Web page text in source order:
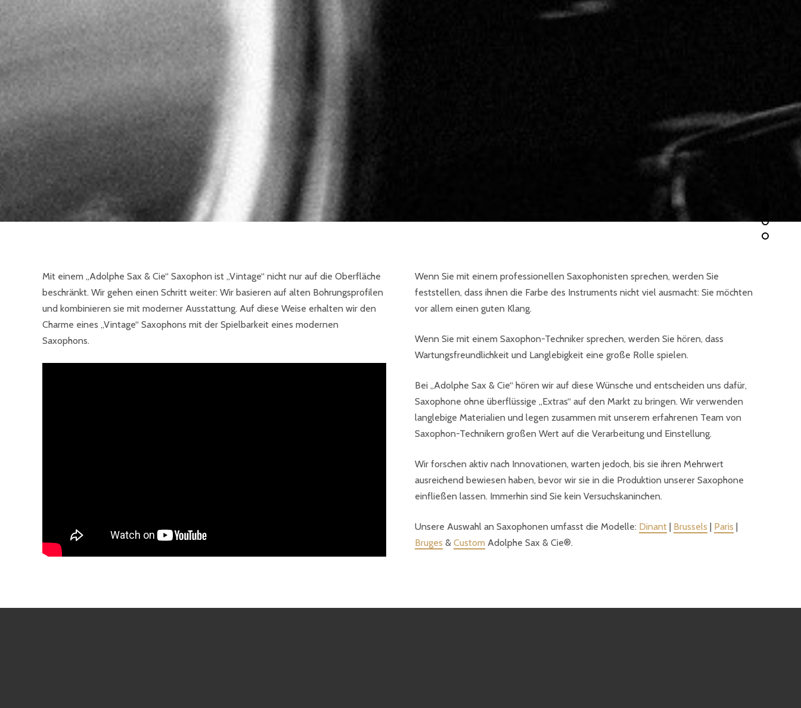
Mit einem „Adolphe Sax & Cie“ Saxophon ist „Vintage“ nicht nur auf die Oberfläche
beschränkt. Wir gehen einen Schritt weiter: Wir basieren auf alten Bohrungsprofilen
und kombinieren sie mit moderner Ausstattung. Auf diese Weise erhalten wir den
Charme eines „Vintage“ Saxophons mit der Spielbarkeit eines modernen
Saxophons.
Wenn Sie mit einem professionellen Saxophonisten sprechen, werden Sie
feststellen, dass ihnen die Farbe des Instruments nicht viel ausmacht: Sie möchten
vor allem einen guten Klang.
Wenn Sie mit einem Saxophon-Techniker sprechen, werden Sie hören, dass
Wartungsfreundlichkeit und Langlebigkeit eine große Rolle spielen.
Bei „Adolphe Sax & Cie“ hören wir auf diese Wünsche und entscheiden uns dafür,
Saxophone ohne überflüssige „Extras“ auf den Markt zu bringen. Wir verwenden
langlebige Materialien und legen zusammen mit unserem erfahrenen Team von
Saxophon-Technikern großen Wert auf die Verarbeitung und Einstellung.
Wir forschen aktiv nach Innovationen, warten jedoch, bis sie ihren Mehrwert
ausreichend bewiesen haben, bevor wir sie in die Produktion unserer Saxophone
einfließen lassen. Immerhin sind Sie kein Versuchskaninchen.
Unsere Auswahl an Saxophonen umfasst die Modelle: Dinant | Brussels | Paris |
Bruges & Custom Adolphe Sax & Cie®.